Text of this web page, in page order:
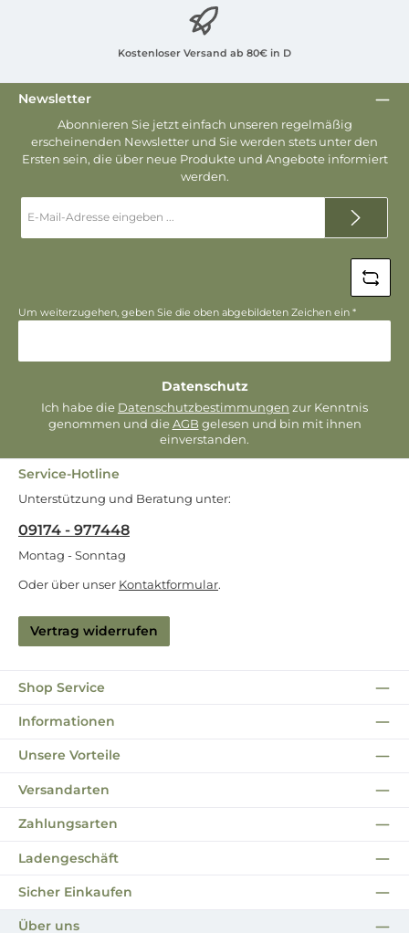
Kostenloser Versand ab 80€ in D
Newsletter
Abonnieren Sie jetzt einfach unseren regelmäßig
erscheinenden Newsletter und Sie werden stets unter den
Ersten sein, die über neue Produkte und Angebote informiert
werden.
Mail-
Adresse
Um weiterzugehen, geben Sie die oben abgebildeten Zeichen ein *
Datenschutz
Ich habe die Datenschutzbestimmungen zur Kenntnis
genommen und die AGB gelesen und bin mit ihnen
einverstanden.
Service-Hotline
Unterstützung und Beratung unter:
09174 - 977448
Montag - Sonntag
Oder über unser Kontaktformular.
Vertrag widerrufen
Shop Service
Informationen
Unsere Vorteile
Versandarten
Zahlungsarten
Ladengeschäft
Sicher Einkaufen
Über uns